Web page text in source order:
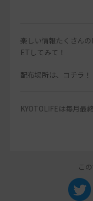
楽しい情報たくさん
ETしてみて！
配布場所は、 コチラ ！
KYOTOLIFEは毎月最
こ